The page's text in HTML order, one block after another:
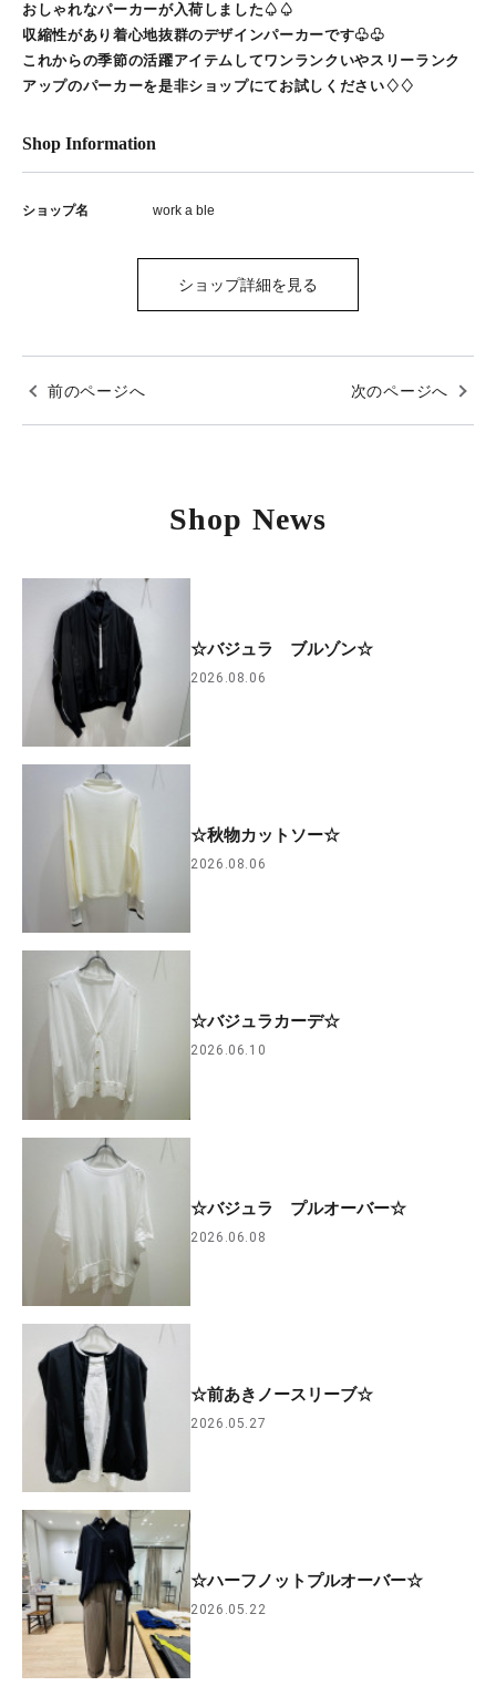
おしゃれなパーカーが入荷しました♤♤
収縮性があり着心地抜群のデザインパーカーです♧♧
これからの季節の活躍アイテムしてワンランクいやスリーランク
アップのパーカーを是非ショップにてお試しください♢♢
Shop Information
ショップ名 work a ble
ショップ詳細を見る
前のページへ 次のページへ
Shop News
☆バジュラ ブルゾン☆
2026.08.06
☆秋物カットソー☆
2026.08.06
☆バジュラカーデ☆
2026.06.10
☆バジュラ プルオーバー☆
2026.06.08
☆前あきノースリーブ☆
2026.05.27
☆ハーフノットプルオーバー☆
2026.05.22